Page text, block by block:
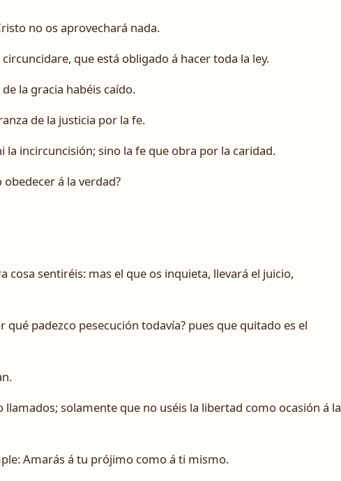
no os aprovechará nada.
que está obligado á hacer toda la ley.
la gracia habéis caído.
de la justicia por la fe.
la incircuncisión; sino la fe que obra por la caridad.
á la verdad?
cosa sentiréis: mas el que os inquieta, llevará el juicio,
padezco pesecución todavía? pues que quitado es el
solamente que no uséis la libertad como ocasión á la
Amarás á tu prójimo como á ti mismo.